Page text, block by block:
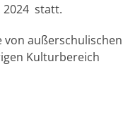
2024 statt.
von außerschulischen
Kulturbereich